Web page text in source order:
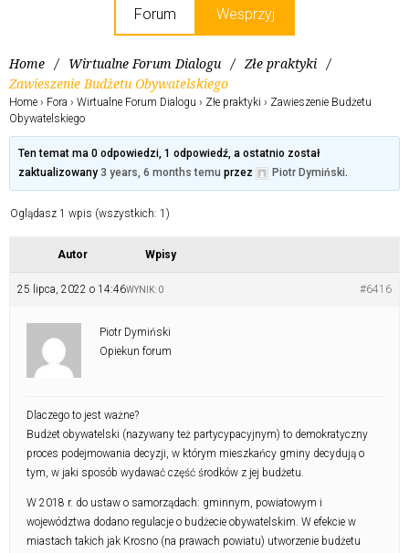
Forum Wesprzyj
Home / Wirtualne Forum Dialogu / Złe praktyki /
Zawieszenie Budżetu Obywatelskiego
Home › Fora › Wirtualne Forum Dialogu › Złe praktyki › Zawieszenie Budżetu
Obywatelskiego
Ten temat ma 0 odpowiedzi, 1 odpowiedź, a ostatnio został
zaktualizowany 3 years, 6 months temu przez Piotr Dymiński.
Oglądasz 1 wpis (wszystkich: 1)
Autor Wpisy
25 lipca, 2022 o 14:46 #6416
WYNIK: 0
Piotr Dymiński
Opiekun forum
Dlaczego to jest ważne?
Budżet obywatelski (nazywany też partycypacyjnym) to demokratyczny
proces podejmowania decyzji, w którym mieszkańcy gminy decydują o
tym, w jaki sposób wydawać część środków z jej budżetu.
W 2018 r. do ustaw o samorządach: gminnym, powiatowym i
województwa dodano regulacje o budżecie obywatelskim. W efekcie w
miastach takich jak Krosno (na prawach powiatu) utworzenie budżetu